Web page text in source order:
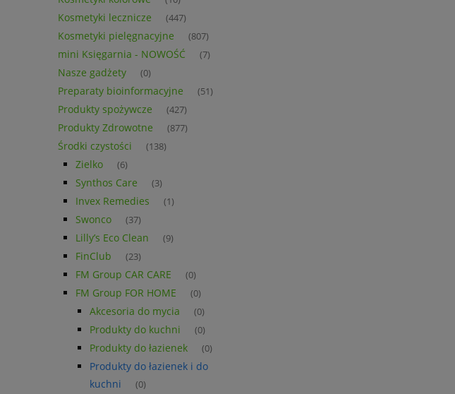
Kosmetyki lecznicze (447)
Kosmetyki pielęgnacyjne (807)
mini Księgarnia - NOWOŚĆ (7)
Nasze gadżety (0)
Preparaty bioinformacyjne (51)
Produkty spożywcze (427)
Produkty Zdrowotne (877)
Środki czystości (138)
Zielko (6)
Synthos Care (3)
Invex Remedies (1)
Swonco (37)
Lilly’s Eco Clean (9)
FinClub (23)
FM Group CAR CARE (0)
FM Group FOR HOME (0)
Akcesoria do mycia (0)
Produkty do kuchni (0)
Produkty do łazienek (0)
Produkty do łazienek i do
kuchni
(0)